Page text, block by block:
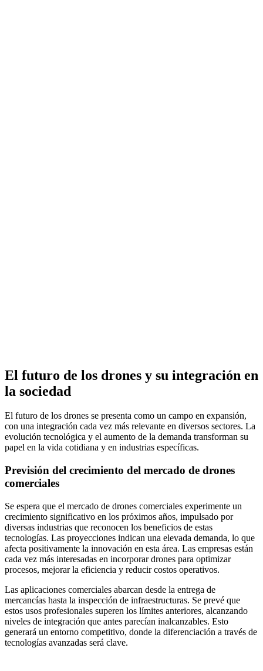
El futuro de los drones y su integración en
la sociedad
El futuro de los drones se presenta como un campo en expansión,
con una integración cada vez más relevante en diversos sectores. La
evolución tecnológica y el aumento de la demanda transforman su
papel en la vida cotidiana y en industrias específicas.
Previsión del crecimiento del mercado de drones
comerciales
Se espera que el mercado de drones comerciales experimente un
crecimiento significativo en los próximos años, impulsado por
diversas industrias que reconocen los beneficios de estas
tecnologías. Las proyecciones indican una elevada demanda, lo que
afecta positivamente la innovación en esta área. Las empresas están
cada vez más interesadas en incorporar drones para optimizar
procesos, mejorar la eficiencia y reducir costos operativos.
Las aplicaciones comerciales abarcan desde la entrega de
mercancías hasta la inspección de infraestructuras. Se prevé que
estos usos profesionales superen los límites anteriores, alcanzando
niveles de integración que antes parecían inalcanzables. Esto
generará un entorno competitivo, donde la diferenciación a través de
tecnologías avanzadas será clave.